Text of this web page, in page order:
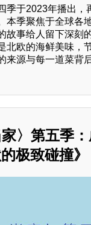
季于2023年播出，
本季聚焦于全球各
故事给人留下深刻
北欧的海鲜美味，
来源与每一道菜背
家〉第五季
极致碰撞》